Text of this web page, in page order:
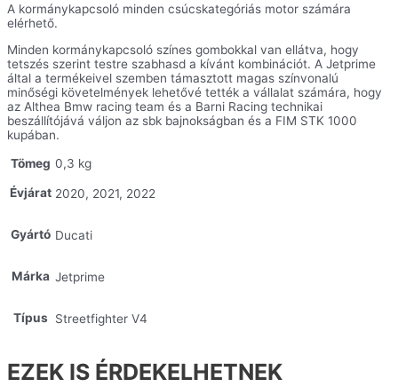
A kormánykapcsoló minden csúcskategóriás motor számára
elérhető.
Minden kormánykapcsoló színes gombokkal van ellátva, hogy
tetszés szerint testre szabhasd a kívánt kombinációt. A Jetprime
által a termékeivel szemben támasztott magas színvonalú
minőségi követelmények lehetővé tették a vállalat számára, hogy
az Althea Bmw racing team és a Barni Racing technikai
beszállítójává váljon az sbk bajnokságban és a FIM STK 1000
kupában.
Tömeg 0,3 kg
Évjárat 2020, 2021, 2022
Gyártó Ducati
Márka Jetprime
Típus Streetfighter V4
EZEK IS ÉRDEKELHETNEK